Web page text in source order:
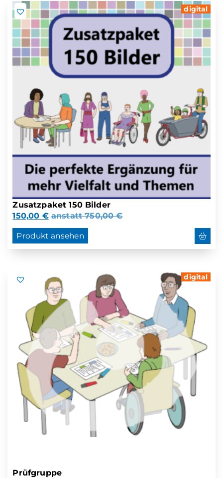
digital
Zusatzpaket 150 Bilder
150,00 € anstatt750,00€
Produkt ansehen
digital
Prüfgruppe